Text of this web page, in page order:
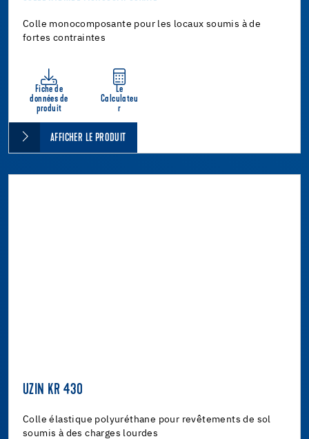
Colle monocomposante pour les locaux soumis à de
fortes contraintes
Fiche de
données de
produit
Le
Calculateu
r
AFFICHER LE PRODUIT
UZIN KR 430
Colle élastique polyuréthane pour revêtements de sol
soumis à des charges lourdes